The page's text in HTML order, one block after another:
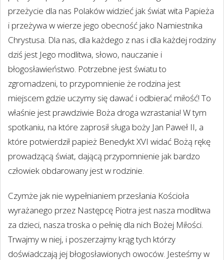
przeżycie dla nas Polaków widzieć jak świat wita Papieża
i przeżywa w wierze jego obecność jako Namiestnika
Chrystusa. Dla nas, dla każdego z nas i dla każdej rodziny
dziś jest Jego modlitwa, słowo, nauczanie i
błogosławieństwo. Potrzebne jest światu to
zgromadzeni, to przypomnienie że rodzina jest
miejscem gdzie uczymy się dawać i odbierać miłość! To
właśnie jest prawdziwie Boża droga wzrastania! W tym
spotkaniu, na które zaprosił sługa boży Jan Paweł II, a
które potwierdził papież Benedykt XVI widać Bożą rękę
prowadzącą świat, dającą przypomnienie jak bardzo
człowiek obdarowany jest w rodzinie.
Czymże jak nie wypełnianiem przesłania Kościoła
wyrażanego przez Następcę Piotra jest nasza modlitwa
za dzieci, nasza troska o pełnię dla nich Bożej Miłości.
Trwajmy w niej, i poszerzajmy krąg tych którzy
doświadczają jej błogosławionych owoców. Jesteśmy w